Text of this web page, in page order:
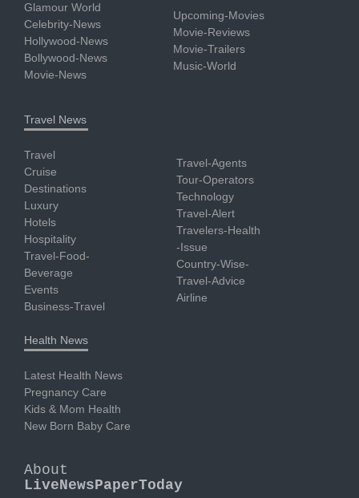
Glamour World
Celebrity-News
Hollywood-News
Bollywood-News
Movie-News
Upcoming-Movies
Movie-Reviews
Movie-Trailers
Music-World
Travel News
Travel
Cruise
Destinations
Luxury
Hotels
Hospitality
Travel-Food-
Beverage
Events
Business-Travel
Travel-Agents
Tour-Operators
Technology
Travel-Alert
Travelers-Health
-Issue
Country-Wise-
Travel-Advice
Airline
Health News
Latest Health News
Pregnancy Care
Kids & Mom Health
New Born Baby Care
About
LiveNewsPaperToday